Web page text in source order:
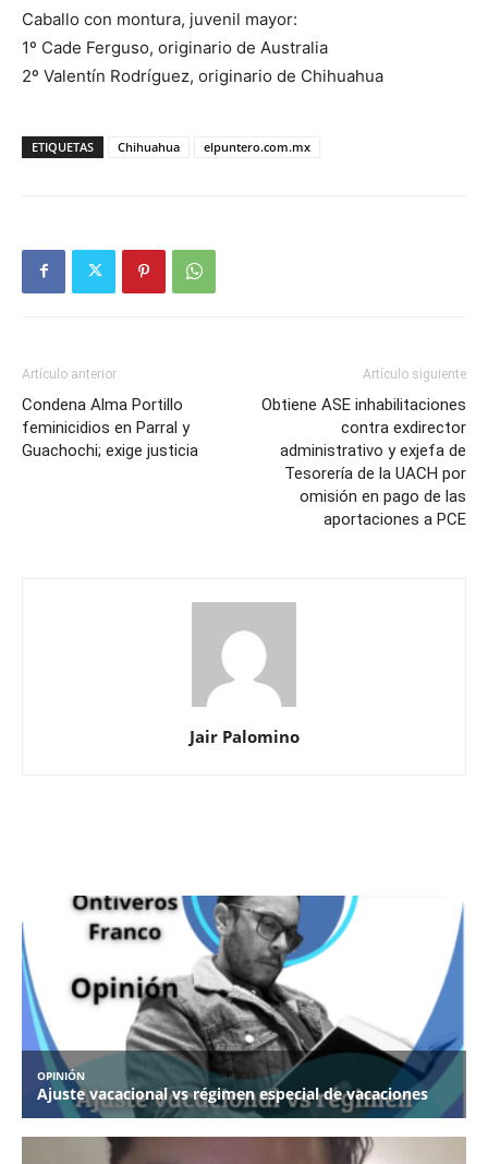
Caballo con montura, juvenil mayor:
1º Cade Ferguso, originario de Australia
2º Valentín Rodríguez, originario de Chihuahua
ETIQUETAS Chihuahua elpuntero.com.mx
Artículo anterior
Condena Alma Portillo
feminicidios en Parral y
Guachochi; exige justicia
Artículo siguiente
Obtiene ASE inhabilitaciones
contra exdirector
administrativo y exjefa de
Tesorería de la UACH por
omisión en pago de las
aportaciones a PCE
Jair Palomino